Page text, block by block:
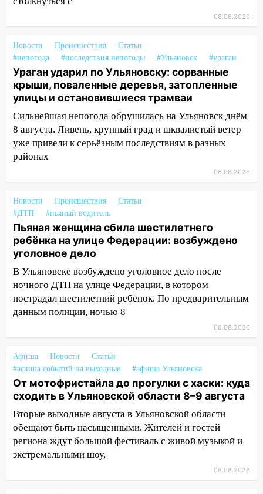
Куда жаловаться ульяновцам на
после непогоды
13:59 В Новом городе ураганным
ветром сорвало опалубку со
строящегося дома
13:54 В мэрии Ульяновска рассказали,
как устраняют последствия мощного
шторма
13:49
Ульяновск: дерево рухнуло на дом на
13:47
На Нижней Террасе мощным
ветром вырвало дерево с корнем
13:46 Сильный ветер сорвал крышу с
СТО на проспекте Созидателей
13:35 Непогода продолжает бить по
транспорту: в Ульяновске трамвай
сошёл с рельсов
13:17
Непогода в Ульяновске не
закончится сегодня: сильные ливни
сохранятся 9 августа
13:15
Трижды «брал в долг» без спроса:
житель Вешкаймского района похитил у
знакомого 191 тысячу рублей
13:14 Ураган оторвал светофор на
08.08.2026
Новости Происшествия
Статьи
#непогода
#последствия непогоды #Ульяновск #ураган
Ураган ударил по Ульяновску: сорванные
крыши, поваленные деревья, затопленные
улицы и остановившиеся трамваи
Сильнейшая непогода обрушилась на Ульяновск днём
8 августа. Ливень, крупный град и шквалистый ветер
уже привели к серьёзным последствиям в разных
районах
08.08.2026
Новости Происшествия
Статьи
#ДТП
#пьяный водитель
Пьяная женщина сбила шестилетнего
ребёнка на улице Федерации: возбуждено
уголовное дело
В Ульяновске возбуждено уголовное дело после
ночного ДТП на улице Федерации, в котором
пострадал шестилетний ребёнок. По предварительным
данным полиции, ночью 8
08.08.2026
Афиша Новости
Статьи
#афиша событий на выходные
#афиша Ульяновска
От мотофристайла до прогулки с хаски: куда
сходить в Ульяновской области 8–9 августа
Вторые выходные августа в Ульяновской области
обещают быть насыщенными. Жителей и гостей
региона ждут большой фестиваль с живой музыкой и
экстремальными шоу,
08.08.2026